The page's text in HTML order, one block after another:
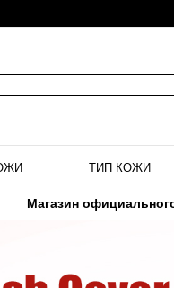
ТИП КОЖИ
Магазин